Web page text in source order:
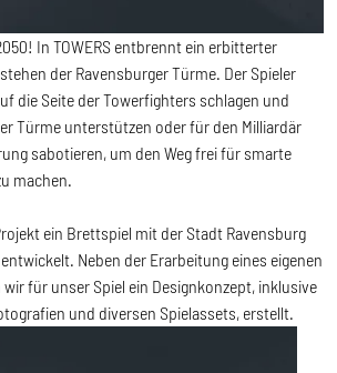
In TOWERS entbrennt ein erbitterter
der Ravensburger Türme. Der Spieler
die Seite der Towerfighters schlagen und
Türme unterstützen oder für den Milliardär
sabotieren, um den Weg frei für smarte
machen.
ein Brettspiel mit der Stadt Ravensburg
Neben der Erarbeitung eines eigenen
für unser Spiel ein Designkonzept, inklusive
und diversen Spielassets, erstellt.